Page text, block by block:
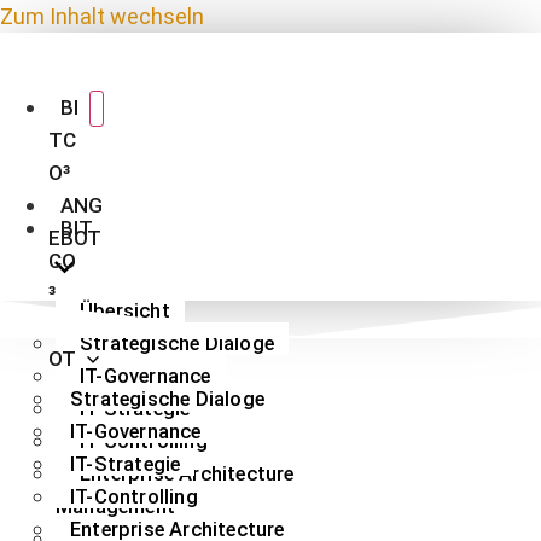
Zum Inhalt wechseln
BI
TC
O³
ANG
EBOT
Übersicht
Strategische Dialoge
IT-Governance
IT-Strategie
IT-Controlling
Enterprise Architecture
Management
BIT
CO
³
OT
Strategische Dialoge
IT-Governance
IT-Strategie
IT-Controlling
Enterprise Architecture